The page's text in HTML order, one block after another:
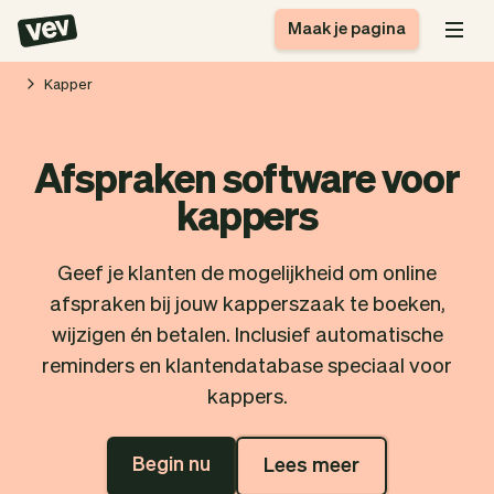
bedrijven
Bezorgsoftware
Inschrijfformulier
Bestelsysteem
Software voor
groepslessen
Software voor
afspraken
Blog
Checkout
Nieuwste updates
Betalingen
Analytics
Stijl
Bedrijf
Belasting
Software
Vev
Maak je pagina
Kapper
Afspraken software voor
kappers
Geef je klanten de mogelijkheid om online
afspraken bij jouw kapperszaak te boeken,
wijzigen én betalen. Inclusief automatische
reminders en klantendatabase speciaal voor
kappers.
Begin nu Lees meer